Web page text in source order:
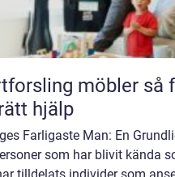
möbler så fungerar det och så väljer
hjälp
Farligaste Man: En
som har blivit kända
tilldelats individer som